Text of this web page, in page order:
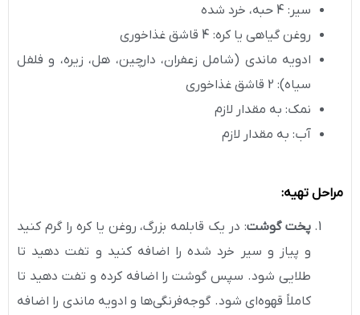
سیر: 4 حبه، خرد شده
روغن گیاهی یا کره: 4 قاشق غذاخوری
ادویه ماندی (شامل زعفران، دارچین، هل، زیره، و فلفل
سیاه): 2 قاشق غذاخوری
نمک: به مقدار لازم
آب: به مقدار لازم
مراحل تهیه:
پخت گوشت: در یک قابلمه بزرگ، روغن یا کره را گرم کنید
و پیاز و سیر خرد شده را اضافه کنید و تفت دهید تا
طلایی شود. سپس گوشت را اضافه کرده و تفت دهید تا
کاملاً قهوه‌ای شود. گوجه‌فرنگی‌ها و ادویه ماندی را اضافه